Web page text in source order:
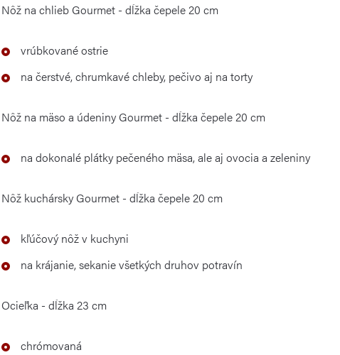
Nôž na chlieb Gourmet - dĺžka čepele 20 cm
vrúbkované ostrie
na čerstvé, chrumkavé chleby, pečivo aj na torty
Nôž na mäso a údeniny Gourmet - dĺžka čepele 20 cm
na dokonalé plátky pečeného mäsa, ale aj ovocia a zeleniny
Nôž kuchársky Gourmet - dĺžka čepele 20 cm
kľúčový nôž v kuchyni
na krájanie, sekanie všetkých druhov potravín
Ocieľka - dĺžka 23 cm
chrómovaná